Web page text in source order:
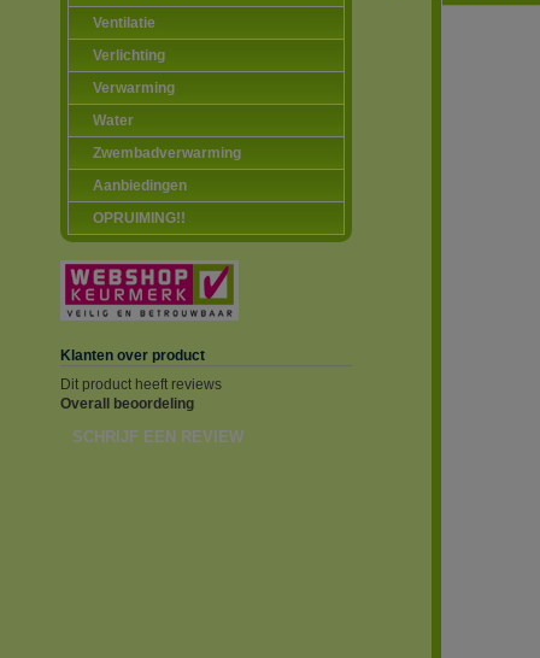
Ventilatie
Verlichting
Verwarming
Water
Zwembadverwarming
Aanbiedingen
OPRUIMING!!
Klanten over product
Dit product heeft reviews
Overall beoordeling
SCHRIJF EEN REVIEW